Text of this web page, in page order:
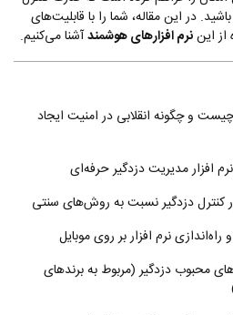
در این مقاله، شما را با قابلیت‌های
از ایننرم افزارهای هوشمندآشنا می‌کنیم.
و چگونه انقلابی در امنیت ایجاد
افزار مدیریت دزدگیر حرفه‌ای
کنترل دزدگیر نسبت به روش‌های سنتی
نرم افزار بر روی موبایل
محبوب دزدگیر (مربوط به برندهای